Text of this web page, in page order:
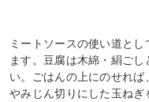
ミートソースの使い道と
ます。豆腐は木綿・絹ご
い。ごはんの上にのせれ
やみじん切りにした玉ね